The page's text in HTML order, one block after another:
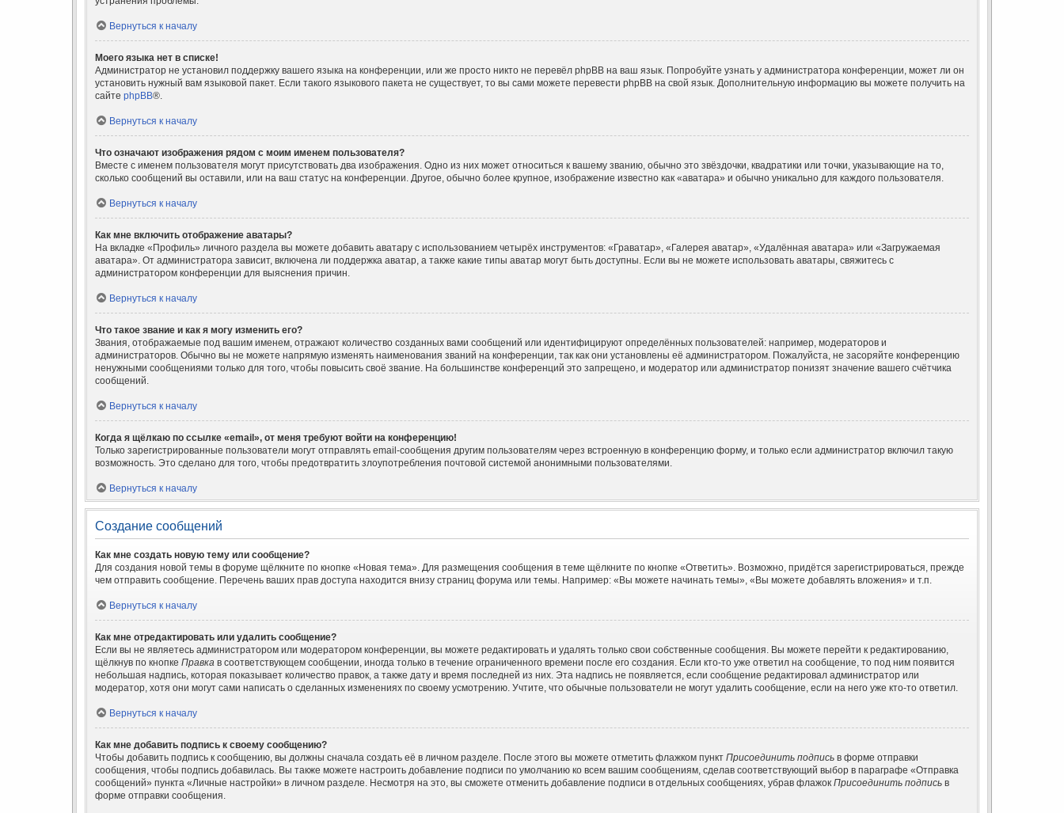
Вернуться к началу
Моего языка нет в списке!
Администратор не установил поддержку вашего языка на конференции, или же просто никто не перевёл phpBB на ваш язык. Попробуйте узнать у администратора конференции, может ли он
установить нужный вам языковой пакет. Если такого языкового пакета не существует, то вы сами можете перевести phpBB на свой язык. Дополнительную информацию вы можете получить на
сайте phpBB®.
Вернуться к началу
Что означают изображения рядом с моим именем пользователя?
Вместе с именем пользователя могут присутствовать два изображения. Одно из них может относиться к вашему званию, обычно это звёздочки, квадратики или точки, указывающие на то,
сколько сообщений вы оставили, или на ваш статус на конференции. Другое, обычно более крупное, изображение известно как «аватара» и обычно уникально для каждого пользователя.
Вернуться к началу
Как мне включить отображение аватары?
На вкладке «Профиль» личного раздела вы можете добавить аватару с использованием четырёх инструментов: «Граватар», «Галерея аватар», «Удалённая аватара» или «Загружаемая
аватара». От администратора зависит, включена ли поддержка аватар, а также какие типы аватар могут быть доступны. Если вы не можете использовать аватары, свяжитесь с
администратором конференции для выяснения причин.
Вернуться к началу
Что такое звание и как я могу изменить его?
Звания, отображаемые под вашим именем, отражают количество созданных вами сообщений или идентифицируют определённых пользователей: например, модераторов и
администраторов. Обычно вы не можете напрямую изменять наименования званий на конференции, так как они установлены её администратором. Пожалуйста, не засоряйте конференцию
ненужными сообщениями только для того, чтобы повысить своё звание. На большинстве конференций это запрещено, и модератор или администратор понизят значение вашего счётчика
сообщений.
Вернуться к началу
Когда я щёлкаю по ссылке «email», от меня требуют войти на конференцию!
Только зарегистрированные пользователи могут отправлять email-сообщения другим пользователям через встроенную в конференцию форму, и только если администратор включил такую
возможность. Это сделано для того, чтобы предотвратить злоупотребления почтовой системой анонимными пользователями.
Вернуться к началу
Создание сообщений
Как мне создать новую тему или сообщение?
Для создания новой темы в форуме щёлкните по кнопке «Новая тема». Для размещения сообщения в теме щёлкните по кнопке «Ответить». Возможно, придётся зарегистрироваться, прежде
чем отправить сообщение. Перечень ваших прав доступа находится внизу страниц форума или темы. Например: «Вы можете начинать темы», «Вы можете добавлять вложения» и т.п.
Вернуться к началу
Как мне отредактировать или удалить сообщение?
Если вы не являетесь администратором или модератором конференции, вы можете редактировать и удалять только свои собственные сообщения. Вы можете перейти к редактированию,
щёлкнув по кнопке Правка в соответствующем сообщении, иногда только в течение ограниченного времени после его создания. Если кто-то уже ответил на сообщение, то под ним появится
небольшая надпись, которая показывает количество правок, а также дату и время последней из них. Эта надпись не появляется, если сообщение редактировал администратор или
модератор, хотя они могут сами написать о сделанных изменениях по своему усмотрению. Учтите, что обычные пользователи не могут удалить сообщение, если на него уже кто-то ответил.
Вернуться к началу
Как мне добавить подпись к своему сообщению?
Чтобы добавить подпись к сообщению, вы должны сначала создать её в личном разделе. После этого вы можете отметить флажком пункт Присоединить подпись в форме отправки
сообщения, чтобы подпись добавилась. Вы также можете настроить добавление подписи по умолчанию ко всем вашим сообщениям, сделав соответствующий выбор в параграфе «Отправка
сообщений» пункта «Личные настройки» в личном разделе. Несмотря на это, вы сможете отменить добавление подписи в отдельных сообщениях, убрав флажок Присоединить подпись в
форме отправки сообщения.